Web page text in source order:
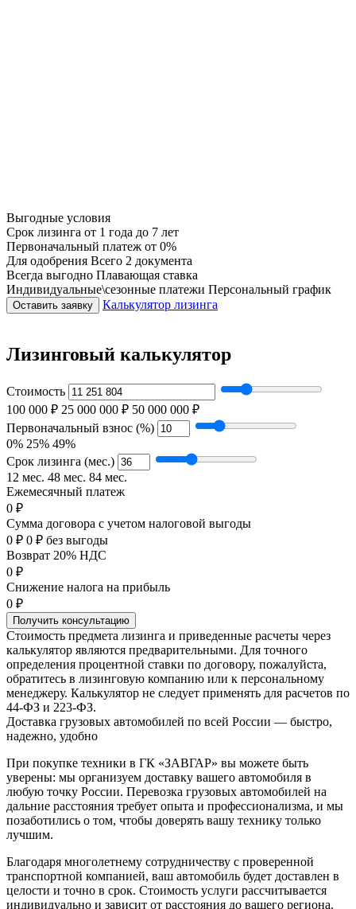
Выгодные условия
Срок лизинга от 1 года до 7 лет
Первоначальный платеж от 0%
Для одобрения Всего 2 документа
Всегда выгодно Плавающая ставка
Индивидуальные\сезонные платежи Персональный график
Оставить заявку Калькулятор лизинга
Лизинговый калькулятор
Стоимость
100 000 ₽ 25 000 000 ₽ 50 000 000 ₽
Первоначальный взнос (%)
0% 25% 49%
Срок лизинга (мес.)
12 мес. 48 мес. 84 мес.
Ежемесячный платеж
0 ₽
Сумма договора с учетом налоговой выгоды
0 ₽ 0 ₽ без выгоды
Возврат 20% НДС
0 ₽
Снижение налога на прибыль
0 ₽
Получить консультацию
Стоимость предмета лизинга и приведенные расчеты через
калькулятор являются предварительными. Для точного
определения процентной ставки по договору, пожалуйста,
обратитесь в лизинговую компанию или к персональному
менеджеру. Калькулятор не следует применять для расчетов по
44-ФЗ и 223-ФЗ.
Доставка грузовых автомобилей по всей России — быстро,
надежно, удобно
При покупке техники в ГК «ЗАВГАР» вы можете быть
уверены: мы организуем доставку вашего автомобиля в
любую точку России. Перевозка грузовых автомобилей на
дальние расстояния требует опыта и профессионализма, и мы
позаботились о том, чтобы доверять вашу технику только
лучшим.
Благодаря многолетнему сотрудничеству с проверенной
транспортной компанией, ваш автомобиль будет доставлен в
целости и точно в срок. Стоимость услуги рассчитывается
индивидуально и зависит от расстояния до вашего региона.